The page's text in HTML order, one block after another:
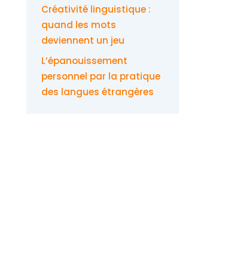
Créativité linguistique :
quand les mots
deviennent un jeu
L’épanouissement
personnel par la pratique
des langues étrangères